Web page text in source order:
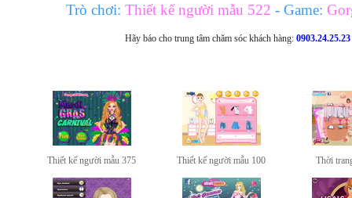
Trò chơi: Thiết kế người mẫu 522 - Game:
Hãy báo cho trung tâm chăm sóc khách hàng:0903.24.25.23
Thiết kế người mẫu 375 Thiết kế người mẫu 100 Thời